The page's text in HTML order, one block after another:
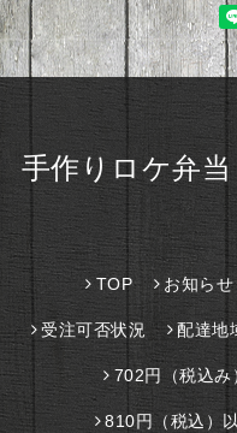
手作りロケ弁
TOP お知らせ
受注可否状況 配達地
702円（税込み
810円（税込）